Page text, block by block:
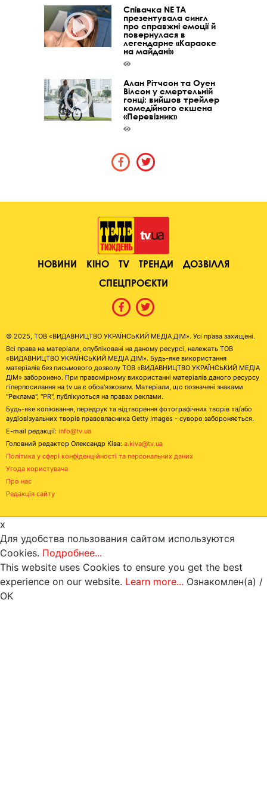
Співачка NE TA
презентувала сингл
про справжні емоції й
повернулася в
легендарне «Караоке
на майдані»
Алан Рітчсон та Оуен
Вілсон у смертельній
гонці: вийшов трейлер
комедійного екшена
«Перевізник»
НОВИНИ КІНО TV ТРЕНДИ
ДОЗВІЛЛЯ
СПЕЦПРОЄКТИ
© 2025, ТОВ «ВИДАВНИЦТВО УКРАЇНСЬКИЙ МЕДІА ДІМ». Усі права захищені.
Всі права на матеріали, опубліковані на даному ресурсі, належать ТОВ
«ВИДАВНИЦТВО УКРАЇНСЬКИЙ МЕДІА ДІМ». Будь-яке використання
матеріалів без письмового дозволу ТОВ «ВИДАВНИЦТВО УКРАЇНСЬКИЙ МЕДІА
ДІМ» заборонено. При правомірному використанні матеріалів даного ресурсу
гіперпосилання на tv.ua є обов'язковим. Матеріали, що позначені знаками
"Реклама", "PR", публікуються на правах реклами.
Будь-яке копіювання, передрук та відтворення фотографічних творів та/або
аудіовізуальних творів правовласника Getty Images - суворо забороняється.
E-mail редакції: info@tv.ua
Головний редактор Олександр Ківа: a.kiva@tv.ua
Політика у сфері конфіденційності та персональних даних
Угода користувача
Про нас
Редакція сайту
x
Для удобства пользования сайтом используются
Cookies. Подробнее...
This website uses Cookies to ensure you get the best
experience on our website. Learn more... Ознакомлен(а) /
OK